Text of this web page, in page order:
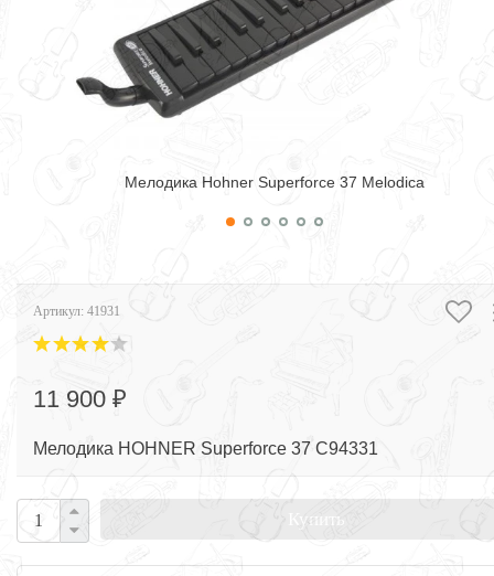
Мелодика Hohner Superforce 37 Melodica
Артикул: 41931
11 900 ₽
Мелодика HOHNER Superforce 37 C94331
Купить